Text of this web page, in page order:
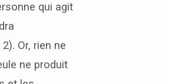
qui agit
Or, rien ne
ne produit